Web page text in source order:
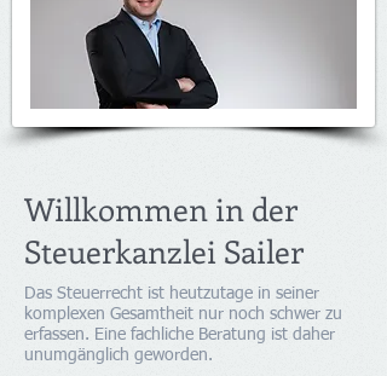
Willkommen in der
Steuerkanzlei Sailer
Das Steuerrecht ist heutzutage in seiner
komplexen Gesamtheit nur noch schwer zu
erfassen. Eine fachliche Beratung ist daher
unumgänglich geworden.